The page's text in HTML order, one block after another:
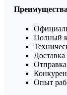
Полный
Опыт